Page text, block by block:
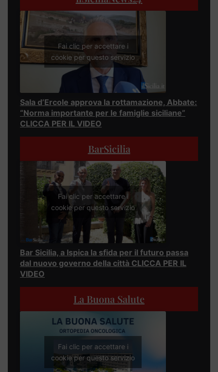
Fai clic per accettare i
cookie per questo servizio
Sala d’Ercole approva la rottamazione, Abbate:
“Norma importante per le famiglie siciliane”
CLICCA PER IL VIDEO
BarSicilia
Fai clic per accettare i
cookie per questo servizio
Bar Sicilia, a Ispica la sfida per il futuro passa
dal nuovo governo della città CLICCA PER IL
VIDEO
La Buona Salute
Fai clic per accettare i
cookie per questo servizio